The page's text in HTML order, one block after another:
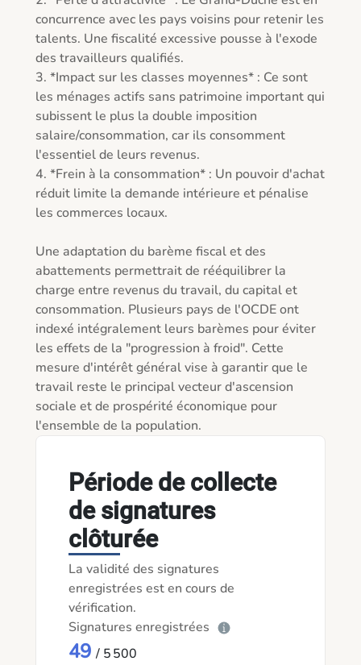
concurrence avec les pays voisins pour retenir les
talents. Une fiscalité excessive pousse à l'exode
des travailleurs qualifiés.
3. *Impact sur les classes moyennes* : Ce sont
les ménages actifs sans patrimoine important qui
subissent le plus la double imposition
salaire/consommation, car ils consomment
l'essentiel de leurs revenus.
4. *Frein à la consommation* : Un pouvoir d'achat
réduit limite la demande intérieure et pénalise
les commerces locaux.
Une adaptation du barème fiscal et des
abattements permettrait de rééquilibrer la
charge entre revenus du travail, du capital et
consommation. Plusieurs pays de l'OCDE ont
indexé intégralement leurs barèmes pour éviter
les effets de la "progression à froid". Cette
mesure d'intérêt général vise à garantir que le
travail reste le principal vecteur d'ascension
sociale et de prospérité économique pour
Période de collecte
de signatures
clôturée
La validité des signatures
enregistrées est en cours de
vérification.
Signatures enregistrées
49 / 5 500